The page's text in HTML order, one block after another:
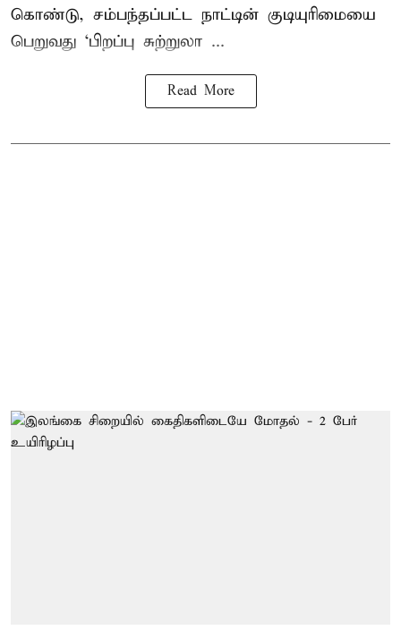
கொண்டு, சம்பந்தப்பட்ட நாட்டின் குடியுரிமையை
பெறுவது ‘பிறப்பு சுற்றுலா ...
Read More